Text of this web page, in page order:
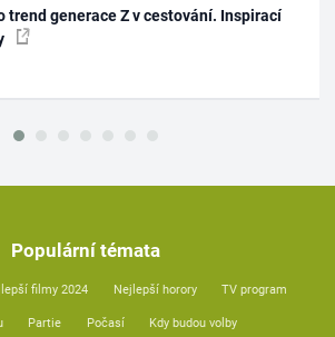
trend generace Z v cestování. Inspirací
Populární témata
filmy 2024 Nejlepší horory TV program
Partie Počasí Kdy budou volby